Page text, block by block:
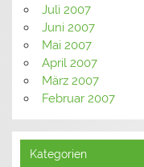
Juli 2007
Juni 2007
Mai 2007
April 2007
März 2007
Februar 2007
Kategorien